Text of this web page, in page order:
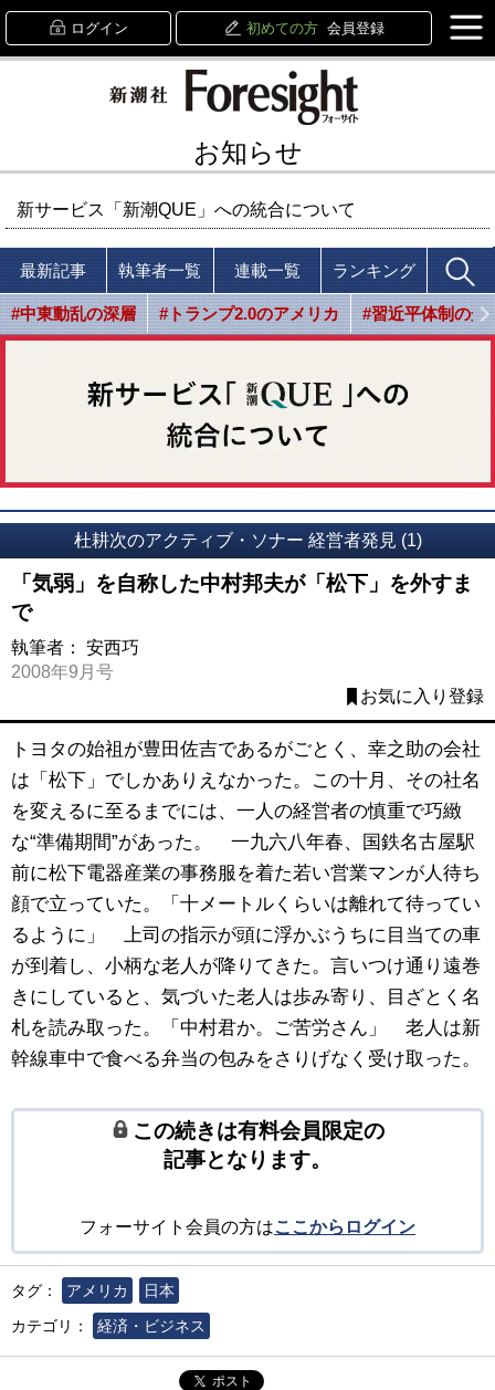
ログイン 初めての方 会員登録
お知らせ
新サービス「新潮QUE」への統合について
最新記事 執筆者一覧 連載一覧 ランキング
#中東動乱の深層 #トランプ2.0のアメリカ #習近平体制の光
杜耕次のアクティブ・ソナー 経営者発見 (1)
「気弱」を自称した中村邦夫が「松下」を外すま
で
執筆者： 安西巧
2008年9月号
お気に入り登録
トヨタの始祖が豊田佐吉であるがごとく、幸之助の会社
は「松下」でしかありえなかった。この十月、その社名
を変えるに至るまでには、一人の経営者の慎重で巧緻
な“準備期間”があった。 一九六八年春、国鉄名古屋駅
前に松下電器産業の事務服を着た若い営業マンが人待ち
顔で立っていた。「十メートルくらいは離れて待ってい
るように」 上司の指示が頭に浮かぶうちに目当ての車
が到着し、小柄な老人が降りてきた。言いつけ通り遠巻
きにしていると、気づいた老人は歩み寄り、目ざとく名
札を読み取った。「中村君か。ご苦労さん」 老人は新
幹線車中で食べる弁当の包みをさりげなく受け取った。
この続きは有料会員限定の
記事となります。
フォーサイト会員の方はここからログイン
タグ： アメリカ
日本
カテゴリ：
経済・ビジネス
ポスト